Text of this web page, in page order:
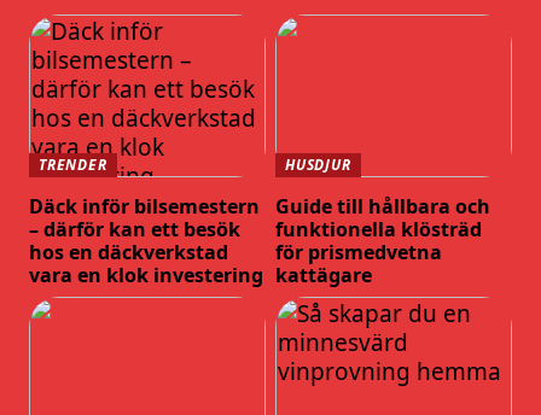
TRENDER
Däck inför bilsemestern
– därför kan ett besök
hos en däckverkstad
vara en klok investering
HUSDJUR
Guide till hållbara och
funktionella klösträd
för prismedvetna
kattägare